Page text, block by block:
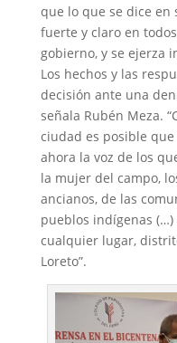
que lo que se dice en
fuerte y claro en
gobierno, y se ejerza
Los hechos y las
decisión ante una
señala Rubén Meza.
ciudad es posible
ahora la voz de los
la mujer del campo,
ancianos, de las
pueblos indígenas
cualquier lugar,
Loreto”.